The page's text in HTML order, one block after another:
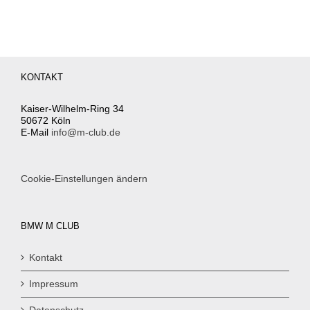
KONTAKT
Kaiser-Wilhelm-Ring 34
50672 Köln
E-Mail info@m-club.de
Cookie-Einstellungen ändern
BMW M CLUB
Kontakt
Impressum